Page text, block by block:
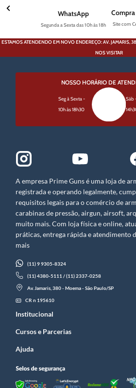
WhatsApp
Segunda a Sexta das 10h às 18h Site com
ESTAMOS ATENDENDO EM NOVO ENDEREÇO: AV. JAMARIS,
NOS VISITAR
NOSSO HORÁRIO DE
Seg à Sexta -
10h às 18h30
Sáb
A empresa Prime Guns é uma loja de
registrada e operando legalmente,
requisitos legais para o comércio de
carabinas de pressão, airgun, airsoft,
muito mais. Com loja física e online,
práticas, entrega rápida e atendimento
mais
(11) 9 9305-8324
(11) 4380-5111 / (11) 2337-0258
Av. Jamaris, 380 - Moema - São Paulo/SP
CR n 195610
Institucional
Cursos e Parcerias
Ajuda